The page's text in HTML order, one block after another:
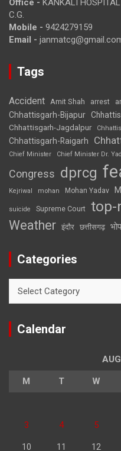
Office - KANKALI
C.G.
Mobile - 9424279159
Email -
Tags
Accident Amit Shah arrest
Chhattisgarh-Bijapur
Chhattisgarh-Jagdalpur
Chhattisgarh-Raigarh
Chief Minister
Chief Minister Dr.
Congress dprcg
Kejriwal mohan Mohan Yadav
suicide Supreme Court top-
Weather इंदौर छत्तीसगढ़
Categories
Calendar
M T W
3 4 5
10 11 12